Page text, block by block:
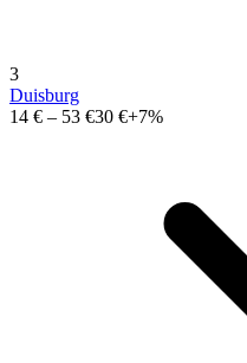
3
Duisburg
14 € – 53 €30 €+7%